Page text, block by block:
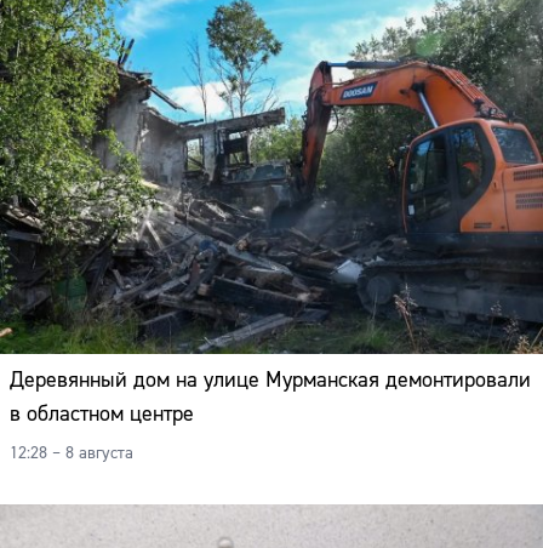
Деревянный дом на улице Мурманская демонтировали
в областном центре
12:28 – 8 августа